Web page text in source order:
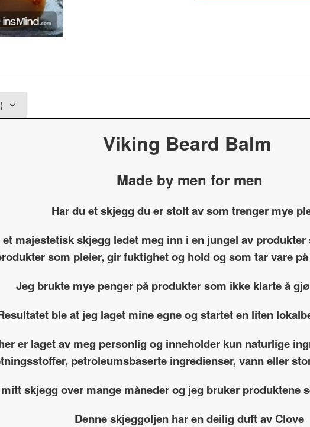
Viking Beard Balm
Made by men for men
Har du et skjegg du er stolt av som trenger mye
majestetisk skjegg ledet meg inn i en jungel av
som pleier, gir fuktighet og hold og som tar vare
Jeg brukte mye penger på produkter som ikke klarte å
ble at jeg laget mine egne og startet en liten
er laget av meg personlig og inneholder kun naturlige
petroleumsbaserte ingredienser, vann eller
skjegg over mange måneder og jeg bruker produktene
Denne skjeggoljen har en deilig duft av Clove